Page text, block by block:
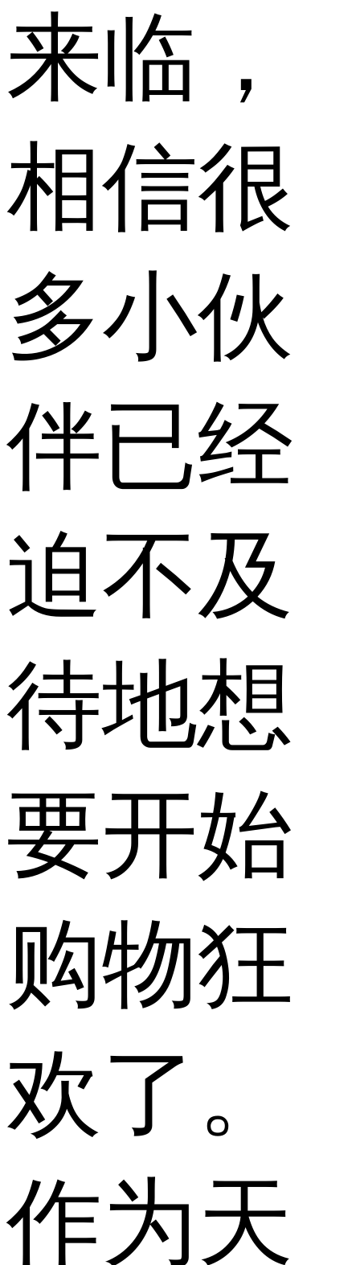
来临，
相信很
多小伙
伴已经
迫不及
待地想
要开始
购物狂
欢了。
作为天